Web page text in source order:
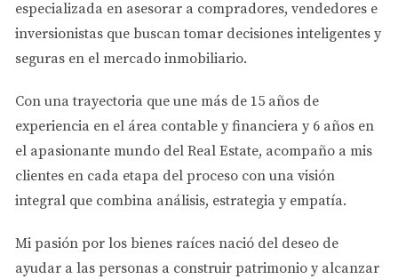
buscando una inversión rentable o una casa para
vacacionar, este programa está diseñado para hacer
el proceso más sencillo y accesible.
Contacta y Aprovecha esta Oportunidad
No dejes pasar esta increíble oportunidad para
asegurar otro activo que te brindará seguridad
financiera a largo plazo. Si te interesa conocer más
detalles sobre este programa de financiamiento, no
dudes en contactarme para obtener más
información o coordinar una reunión.
especializada en asesorar a compradores, vendedores e
inversionistas que buscan tomar decisiones inteligentes y
seguras en el mercado inmobiliario.
Con una trayectoria que une más de 15 años de
experiencia en el área contable y financiera y 6 años en
el apasionante mundo del Real Estate, acompaño a mis
clientes en cada etapa del proceso con una visión
integral que combina análisis, estrategia y empatía.
Mi pasión por los bienes raíces nació del deseo de
ayudar a las personas a construir patrimonio y alcanzar